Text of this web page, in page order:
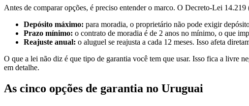
Antes de comparar opções, é preciso entender o marco. O Decreto-Lei
Depósito máximo: para moradia, o proprietário não pode exigir
Prazo mínimo: o contrato de moradia é de 2 anos no mínimo, o que
Reajuste anual: o aluguel se reajusta a cada 12 meses. Isso afeta
O que a lei não diz é que tipo de garantia você tem que usar. Isso fica a livre
em detalhe.
As cinco opções de garantia no Uruguai